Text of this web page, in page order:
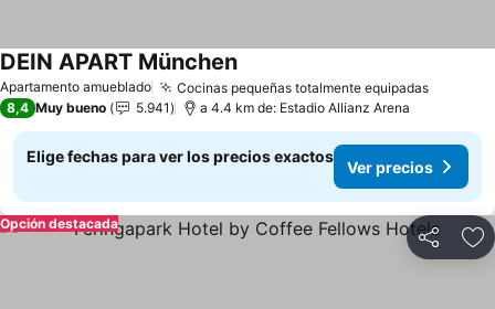
Apartamento amueblado Cocinas pequeñas totalmente equipadasVer
DEIN APART MünchenVer precios
8,4 Muy bueno 5.941 a 4.4 km de: Estadio Allianz Arena
Elige fechas para ver los precios exactos
Ver precios
Compartir
Opción destacada